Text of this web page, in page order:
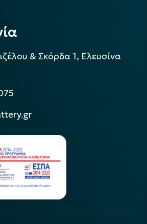
& Σκόρδα 1, Ελευσίνα